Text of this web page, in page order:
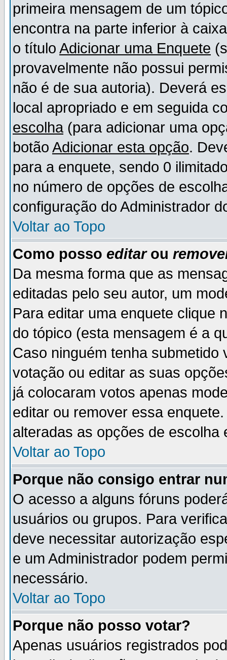
primeira mensagem de um
encontra na parte inferior à
o título Adicionar uma Enquete
provavelmente não possui
não é de sua autoria). Deverá
local apropriado e em seguida
escolha (para adicionar uma
botão Adicionar esta opção.
para a enquete, sendo 0
no número de opções de
configuração do Administrador
Voltar ao Topo
Como posso editarou
Da mesma forma que as
editadas pelo seu autor, um
Para editar uma enquete clique
do tópico (esta mensagem é a
Caso ninguém tenha
votação ou editar as suas
já colocaram votos apenas
editar ou remover essa
alteradas as opções de escolha
Voltar ao Topo
Porque não consigo entrar
O acesso a alguns fóruns
usuários ou grupos. Para
deve necessitar autorização
e um Administrador podem
necessário.
Voltar ao Topo
Porque não posso votar?
Apenas usuários registrados